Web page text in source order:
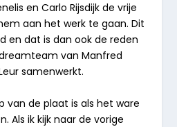
en Carlo Rijsdijk de vrije
aan het werk te gaan. Dit
en dat is dan ook de reden
van Manfred
samenwerkt.
van de plaat is als het ware
Als ik kijk naar de vorige